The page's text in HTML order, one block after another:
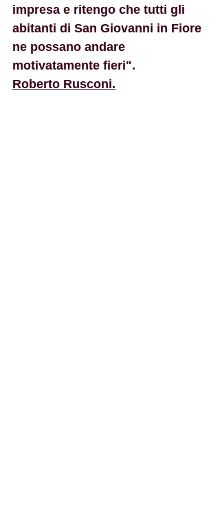
impresa e ritengo che tutti gli
abitanti di San Giovanni in Fiore
ne possano andare
motivatamente fieri".
Roberto Rusconi.